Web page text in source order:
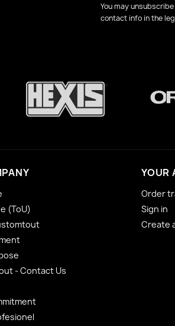
You may
contact info in the
(ToU)
- Contact Us
YOUR
Order
Sign in
Create